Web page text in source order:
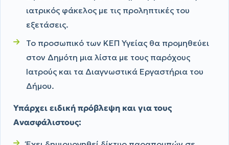
ιατρικός φάκελος με τις προληπτικές του
εξετάσεις.
Το προσωπικό των ΚΕΠ Υγείας θα προμηθεύει
στον Δημότη μια λίστα με τους παρόχους
Ιατρούς και τα Διαγνωστικά Εργαστήρια του
Δήμου.
Υπάρχει ειδική πρόβλεψη και για τους
Ανασφάλιστους: